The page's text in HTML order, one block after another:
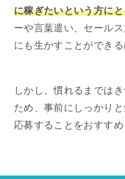
に稼ぎたいという方に
ーや言葉遣い、セール
にも生かすことができる
しかし、慣れるまでは
ため、事前にしっかり
応募することをおすすめ